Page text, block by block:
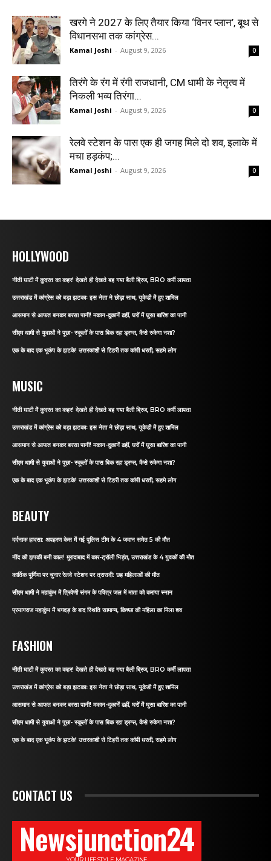
खरगे ने 2027 के लिए तैयार किया ‘विनर प्लान’, बूथ से
विधानसभा तक कांग्रेस...
Kamal Joshi - August 9, 2026 0
तिरंगे के रंग में रंगी राजधानी, CM धामी के नेतृत्व में
निकली भव्य तिरंगा...
Kamal Joshi - August 9, 2026 0
रेलवे स्टेशन के पास एक ही जगह मिले दो शव, इलाके में
मचा हड़कंप;...
Kamal Joshi - August 9, 2026 0
HOLLYWOOD
नीती घाटी में कुदरत का कहर! देखते ही देखते बह गया बैली ब्रिज, BRO कर्मी लापता
उत्तराखंड में कांग्रेस को बड़ा झटकाः इस नेता ने छोड़ा साथ, यूकेडी में हुए शामिल
आसमान से आफत बनकर बरसा पानी! मकान-दुकानें ढहीं, घरों में घुसा बारिश का पानी
सीएम धामी से युवाओं ने पूछा- स्कूलों के पास बिक रहा ड्रग्स, कैसे रुकेगा नशा?
एक के बाद एक भूकंप के झटके! उत्तरकाशी से टिहरी तक कांपी धरती, सहमे लोग
MUSIC
नीती घाटी में कुदरत का कहर! देखते ही देखते बह गया बैली ब्रिज, BRO कर्मी लापता
उत्तराखंड में कांग्रेस को बड़ा झटकाः इस नेता ने छोड़ा साथ, यूकेडी में हुए शामिल
आसमान से आफत बनकर बरसा पानी! मकान-दुकानें ढहीं, घरों में घुसा बारिश का पानी
सीएम धामी से युवाओं ने पूछा- स्कूलों के पास बिक रहा ड्रग्स, कैसे रुकेगा नशा?
एक के बाद एक भूकंप के झटके! उत्तरकाशी से टिहरी तक कांपी धरती, सहमे लोग
BEAUTY
दर्दनाक हादसा: अपहरण केस में गई पुलिस टीम के 4 जवान समेत 5 की मौत
नींद की झपकी बनी काल! मुरादाबाद में कार-ट्रॉली भिड़ंत, उत्तराखंड के 4 युवकों की मौत
कार्तिक पूर्णिमा पर चुनार रेलवे स्टेशन पर त्रासदी: छह महिलाओं की मौत
सीएम धामी ने महाकुंभ में त्रिवेणी संगम के पवित्र जल में माता को कराया स्नान
प्रयागराज महाकुंभ में भगदड़ के बाद स्थिति सामान्य, किच्छा की महिला का मिला शव
FASHION
नीती घाटी में कुदरत का कहर! देखते ही देखते बह गया बैली ब्रिज, BRO कर्मी लापता
उत्तराखंड में कांग्रेस को बड़ा झटकाः इस नेता ने छोड़ा साथ, यूकेडी में हुए शामिल
आसमान से आफत बनकर बरसा पानी! मकान-दुकानें ढहीं, घरों में घुसा बारिश का पानी
सीएम धामी से युवाओं ने पूछा- स्कूलों के पास बिक रहा ड्रग्स, कैसे रुकेगा नशा?
एक के बाद एक भूकंप के झटके! उत्तरकाशी से टिहरी तक कांपी धरती, सहमे लोग
CONTACT US
Newsjunction24
YOUR LIFESTYLE MAGAZINE